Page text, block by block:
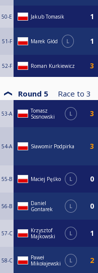
50-E Jakub Tomasik
51-F Marek Głód L
52-F Roman Kurkiewicz
Round 5 Race to 3
53-A
Tomasz
Sosnowski
L
54-A Sławomir Podpirka
55-B Maciej Pęśko L
56-B
Daniel
Gontarek
L
57-C
Krzysztof
Majkowski
L
58-C
Paweł
Mikołajewski
L